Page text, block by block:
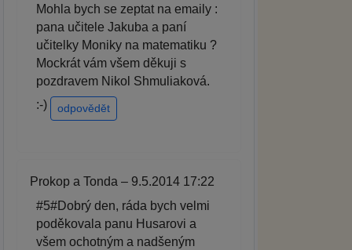
Mohla bych se zeptat na emaily :
pana učitele Jakuba a paní
učitelky Moniky na matematiku ?
Mockrát vám všem děkuji s
pozdravem Nikol Shmuliaková.
:-)
odpovědět
Prokop a Tonda – 9.5.2014 17:22
#5#Dobrý den, ráda bych velmi
poděkovala panu Husarovi a
všem ochotným a nadšeným